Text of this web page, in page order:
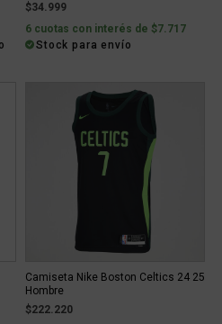
$34.999
6 cuotas con interés de $7.717
Stock para envío
Camiseta Nike Boston Celtics 24 25
Hombre
$222.220